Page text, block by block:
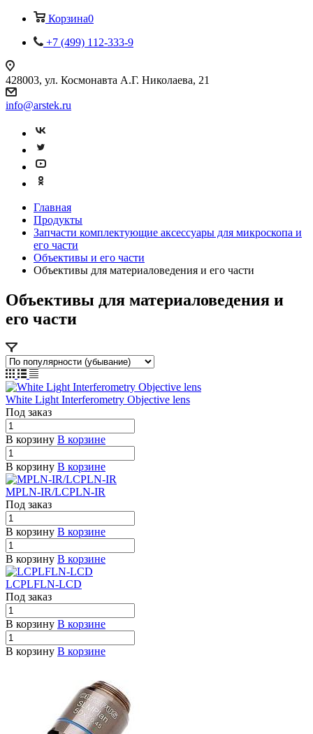
Корзина0
+7 (499) 112-333-9
428003, ул. Космонавта А.Г. Николаева, 21
info@arstek.ru
Главная
Продукты
Запчасти комплектующие аксессуары для микроскопа и
его части
Объективы и его части
Объективы для материаловедения и его части
Объективы для материаловедения и
его части
White Light Interferometry Objective lens
Под заказ
В корзину В корзине
В корзину В корзине
MPLN-IR/LCPLN-IR
Под заказ
В корзину В корзине
В корзину В корзине
LCPLFLN-LCD
Под заказ
В корзину В корзине
В корзину В корзине